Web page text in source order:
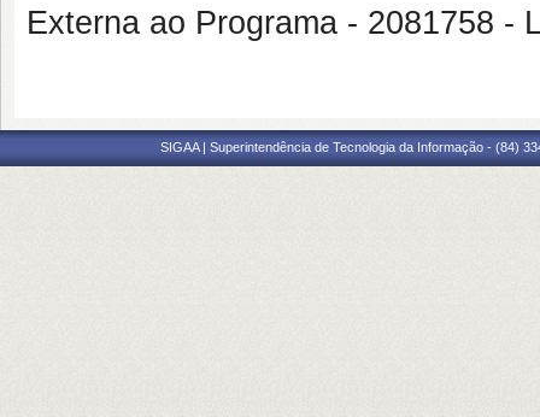
Externa ao Programa - 2081758 -
SIGAA | Superintendência de Tecnologia da Informação - (84)